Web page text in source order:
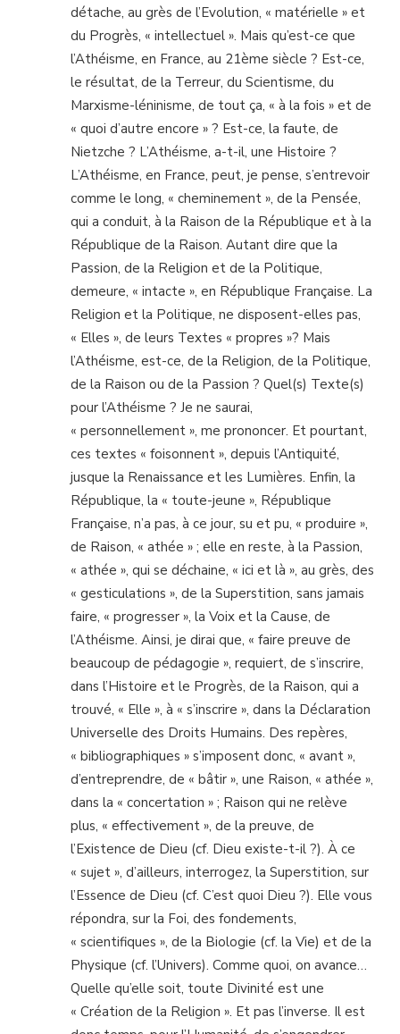
détache, au grès de l’Evolution, « matérielle » et
du Progrès, « intellectuel ». Mais qu’est-ce que
l’Athéisme, en France, au 21ème siècle ? Est-ce,
le résultat, de la Terreur, du Scientisme, du
Marxisme-léninisme, de tout ça, « à la fois » et de
« quoi d’autre encore » ? Est-ce, la faute, de
Nietzche ? L’Athéisme, a-t-il, une Histoire ?
L’Athéisme, en France, peut, je pense, s’entrevoir
comme le long, « cheminement », de la Pensée,
qui a conduit, à la Raison de la République et à la
République de la Raison. Autant dire que la
Passion, de la Religion et de la Politique,
demeure, « intacte », en République Française. La
Religion et la Politique, ne disposent-elles pas,
« Elles », de leurs Textes « propres »? Mais
l’Athéisme, est-ce, de la Religion, de la Politique,
de la Raison ou de la Passion ? Quel(s) Texte(s)
pour l’Athéisme ? Je ne saurai,
« personnellement », me prononcer. Et pourtant,
ces textes « foisonnent », depuis l’Antiquité,
jusque la Renaissance et les Lumières. Enfin, la
République, la « toute-jeune », République
Française, n’a pas, à ce jour, su et pu, « produire »,
de Raison, « athée » ; elle en reste, à la Passion,
« athée », qui se déchaine, « ici et là », au grès, des
« gesticulations », de la Superstition, sans jamais
faire, « progresser », la Voix et la Cause, de
l’Athéisme. Ainsi, je dirai que, « faire preuve de
beaucoup de pédagogie », requiert, de s’inscrire,
dans l’Histoire et le Progrès, de la Raison, qui a
trouvé, « Elle », à « s’inscrire », dans la Déclaration
Universelle des Droits Humains. Des repères,
« bibliographiques » s’imposent donc, « avant »,
d’entreprendre, de « bâtir », une Raison, « athée »,
dans la « concertation » ; Raison qui ne relève
plus, « effectivement », de la preuve, de
l’Existence de Dieu (cf. Dieu existe-t-il ?). À ce
« sujet », d’ailleurs, interrogez, la Superstition, sur
l’Essence de Dieu (cf. C’est quoi Dieu ?). Elle vous
répondra, sur la Foi, des fondements,
« scientifiques », de la Biologie (cf. la Vie) et de la
Physique (cf. l’Univers). Comme quoi, on avance…
Quelle qu’elle soit, toute Divinité est une
« Création de la Religion ». Et pas l’inverse. Il est